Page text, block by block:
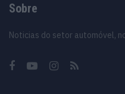
Sobre
Noticias do setor automóvel,